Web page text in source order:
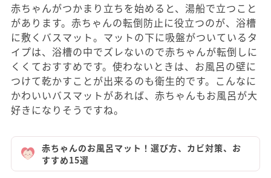
赤ちゃんがつかまり立ちを始めると、湯船で立つこと
があります。赤ちゃんの転倒防止に役立つのが、浴槽
に敷くバスマット。マットの下に吸盤がついているタ
イプは、浴槽の中でズレないので赤ちゃんが転倒しに
くくておすすめです。使わないときは、お風呂の壁に
つけて乾かすことが出来るのも衛生的です。こんなに
かわいいバスマットがあれば、赤ちゃんもお風呂が大
好きになりそうですね。
赤ちゃんのお風呂マット！選び方、カビ対策、お
すすめ15選